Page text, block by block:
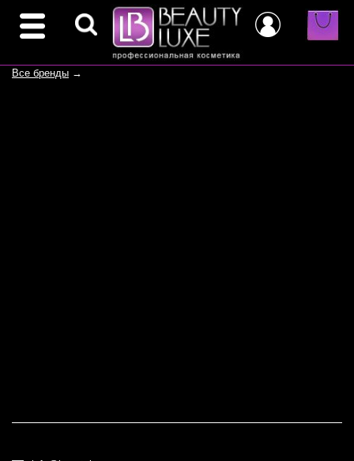
Все бренды →